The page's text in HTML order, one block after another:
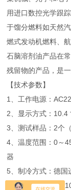
用进口数控光学跟
于馏分燃料如天然
燃式发动机燃料、
石脑溶剂油产品在
残留物的产品，是
【技术参数】
1、工作电源：
2、显示方式：10.4
3、测试样品：2个
4、温度范围：0～
器
5、制冷方式：德国
6、蒸馏速率：2～